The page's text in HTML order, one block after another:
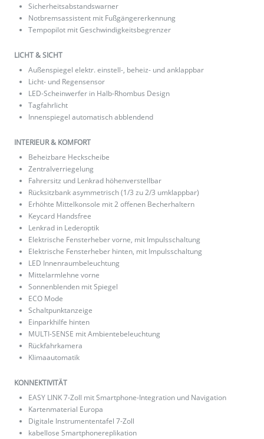
Sicherheitsabstandswarner
Notbremsassistent mit Fußgängererkennung
Tempopilot mit Geschwindigkeitsbegrenzer
LICHT & SICHT
Außenspiegel elektr. einstell-, beheiz- und anklappbar
Licht- und Regensensor
LED-Scheinwerfer in Halb-Rhombus Design
Tagfahrlicht
Innenspiegel automatisch abblendend
INTERIEUR & KOMFORT
Beheizbare Heckscheibe
Zentralverriegelung
Fahrersitz und Lenkrad höhenverstellbar
Rücksitzbank asymmetrisch (1/3 zu 2/3 umklappbar)
Erhöhte Mittelkonsole mit 2 offenen Becherhaltern
Keycard Handsfree
Lenkrad in Lederoptik
Elektrische Fensterheber vorne, mit Impulsschaltung
Elektrische Fensterheber hinten, mit Impulsschaltung
LED Innenraumbeleuchtung
Mittelarmlehne vorne
Sonnenblenden mit Spiegel
ECO Mode
Schaltpunktanzeige
Einparkhilfe hinten
MULTI-SENSE mit Ambientebeleuchtung
Rückfahrkamera
Klimaautomatik
KONNEKTIVITÄT
EASY LINK 7-Zoll mit Smartphone-Integration und Navigation
Kartenmaterial Europa
Digitale Instrumententafel 7-Zoll
kabellose Smartphonereplikation